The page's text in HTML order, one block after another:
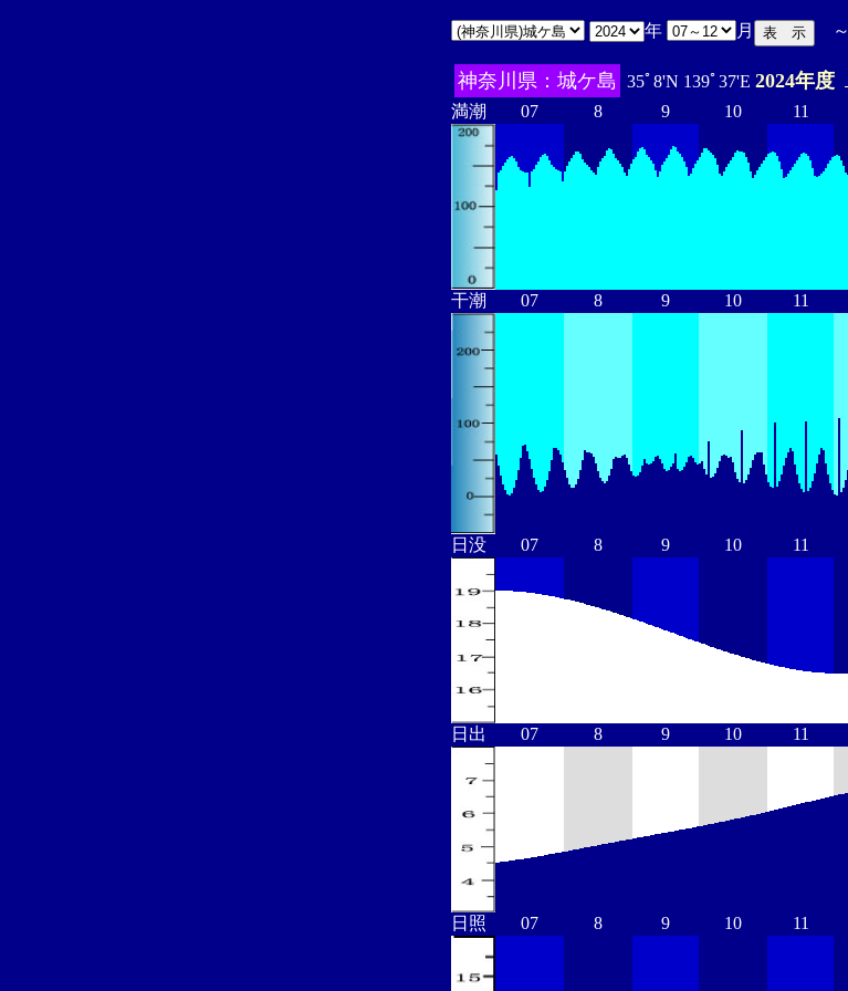
年 月 ～
神奈川県：城ケ島 35ﾟ8'N 139ﾟ37'E 2024年度
満潮
07 8 9 10 11
干潮 07 8 9 10 11
日没 07 8 9 10 11
日出 07 8 9 10 11
日照 07 8 9 10 11